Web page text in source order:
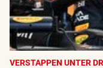
VERSTAPPEN UNTER